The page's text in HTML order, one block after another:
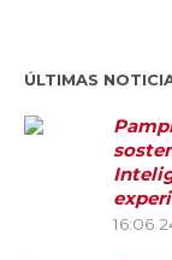
ÚLTIMAS
16:06